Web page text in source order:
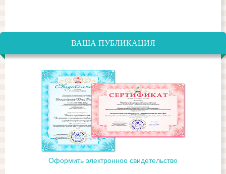
ВАША ПУБЛИКАЦИЯ
Оформить электронное свидетельство